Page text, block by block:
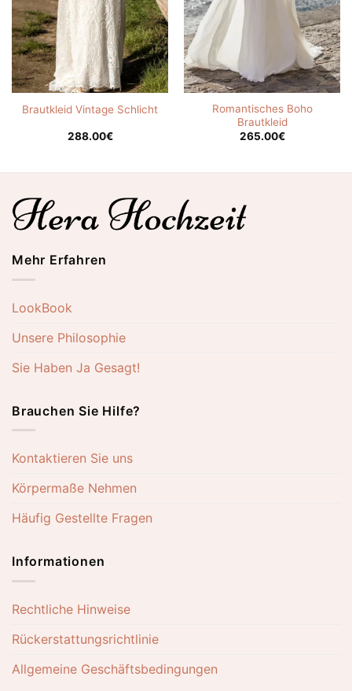
Brautkleid Vintage Schlicht
288.00€
Romantisches Boho
Brautkleid
265.00€
Mehr Erfahren
LookBook
Unsere Philosophie
Sie Haben Ja Gesagt!
Brauchen Sie Hilfe?
Kontaktieren Sie uns
Körpermaße Nehmen
Häufig Gestellte Fragen
Informationen
Rechtliche Hinweise
Rückerstattungsrichtlinie
Allgemeine Geschäftsbedingungen